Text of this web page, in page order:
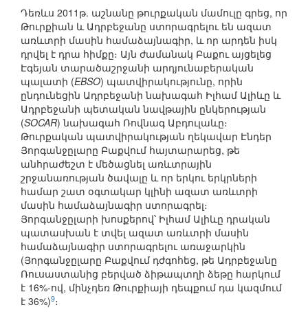
Դեռևս 2011թ. աշնանը թուրքական մամուլը գրեց, որ
Թուրքիան և Ադրբեջանը ստորագրելու են ազատ
առևտրի մասին համաձայնագիր, և որ արդեն իսկ
դրվել է դրա հիմքը։ Այն ժամանակ Բաքու այցելեց
Էգեյան տարածաշրջանի արդյունաբերական
պալատի (EBSO) պատվիրակությունը, որին
ընդունեցին Ադրբեջանի նախագահ Իլհամ Ալիևը և
Ադրբեջանի պետական նավթային ընկերության
(SOCAR) նախագահ Ռովնագ Աբդուլաևը։
Թուրքական պատվիրակության ղեկավար Էնդեր
Յորգանջըլարը Բաքվում հայտարարեց, թե
անհրաժեշտ է մեծացնել առևտրային
շրջանառության ծավալը և որ երկու երկրների
համար շատ օգտակար կլինի ազատ առևտրի
մասին համաձայնագիր ստորագրել։
Յորգանջըլարի խոսքերով՝ Իլհամ Ալիևը դրական
պատասխան է տվել ազատ առևտրի մասին
համաձայնագիր ստորագրելու առաջարկին
(Յորգանջըլարը Բաքվում դժգոհեց, թե Ադրբեջանը
Ռուսաստանից բերված ձիթապտղի ձեթը հարկում
է 16%-ով, մինչդեռ Թուրքիայի դեպքում դա կազմում
է 36%)9։